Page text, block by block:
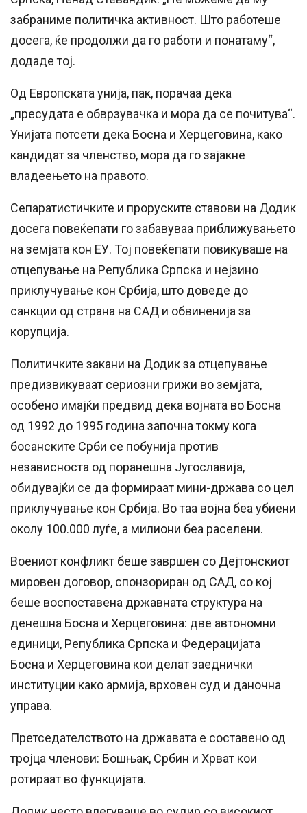
забраниме политичка активност. Што работеше
досега, ќе продолжи да го работи и понатаму“,
додаде тој.
Од Европската унија, пак, порачаа дека
„пресудата е обврзувачка и мора да се почитува“.
Унијата потсети дека Босна и Херцеговина, како
кандидат за членство, мора да го зајакне
владеењето на правото.
Сепаратистичките и проруските ставови на Додик
досега повеќепати го забавуваа приближувањето
на земјата кон ЕУ. Тој повеќепати повикуваше на
отцепување на Република Српска и нејзино
приклучување кон Србија, што доведе до
санкции од страна на САД и обвиненија за
корупција.
Политичките закани на Додик за отцепување
предизвикуваат сериозни грижи во земјата,
особено имајќи предвид дека војната во Босна
од 1992 до 1995 година започна токму кога
босанските Срби се побунија против
независноста од поранешна Југославија,
обидувајќи се да формираат мини-држава со цел
приклучување кон Србија. Во таа војна беа убиени
околу 100.000 луѓе, а милиони беа раселени.
Воениот конфликт беше завршен со Дејтонскиот
мировен договор, спонзориран од САД, со кој
беше воспоставена државната структура на
денешна Босна и Херцеговина: две автономни
единици, Република Српска и Федерацијата
Босна и Херцеговина кои делат заеднички
институции како армија, врховен суд и даночна
управа.
Претседателството на државата е составено од
тројца членови: Бошњак, Србин и Хрват кои
ротираат во функцијата.